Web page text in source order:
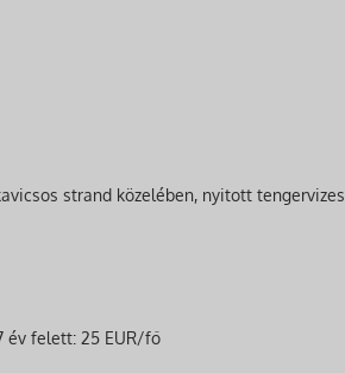
strand közelében, nyitott tengervizes
év felett: 25 EUR/fő